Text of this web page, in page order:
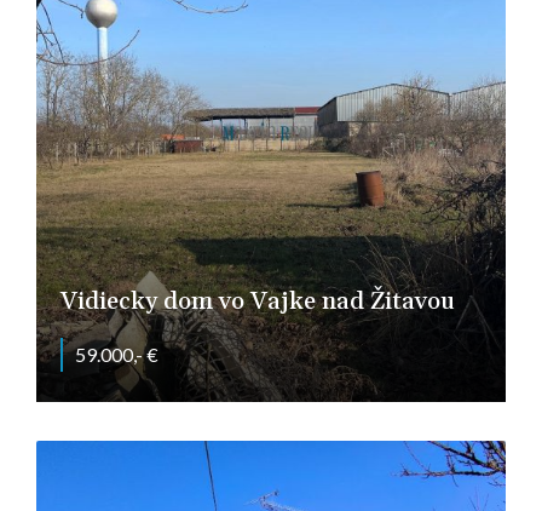
Vidiecky dom vo Vajke nad Žitavou
59.000,- €